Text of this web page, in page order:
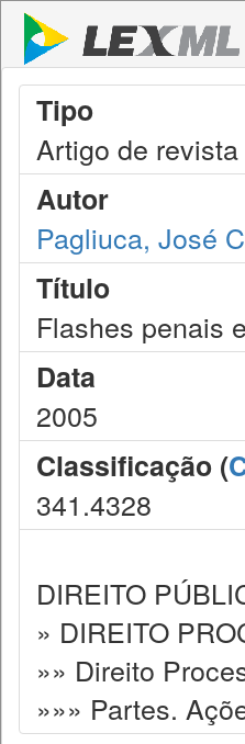
Tipo
Artigo de revista
Autor
Pagliuca, José
Título
Flashes penais
Data
2005
Classificação (
341.4328
DIREITO
» DIREITO
»» Direito
»»» Partes.